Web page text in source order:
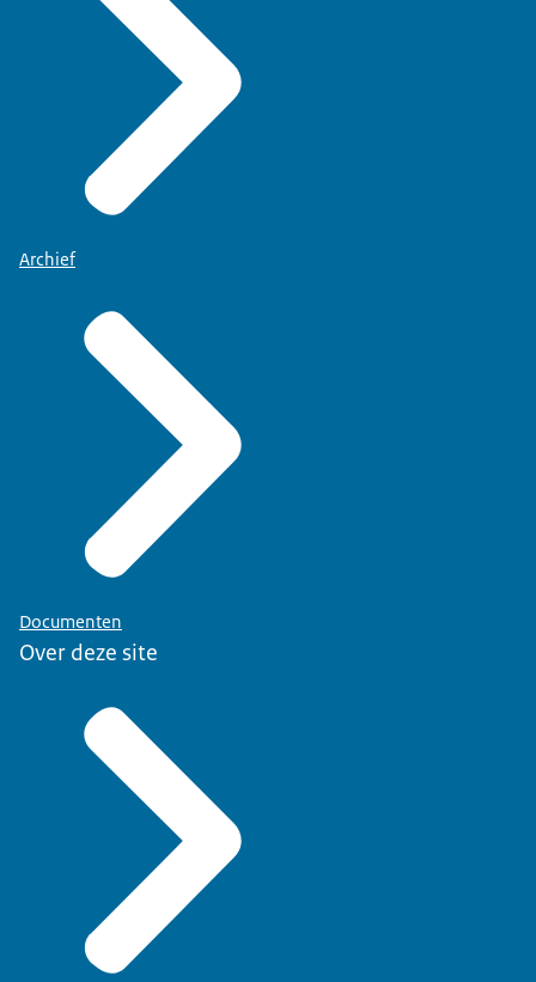
Archief
Documenten
Over deze site